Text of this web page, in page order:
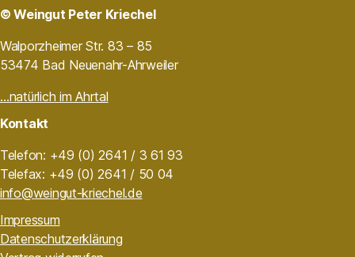
© Weingut Peter Kriechel
Walporzheimer Str. 83 – 85
53474 Bad Neuenahr-Ahrweiler
…natürlich im Ahrtal
Kontakt
Telefon: +49 (0) 2641 / 3 61 93
Telefax: +49 (0) 2641 / 50 04
info@weingut-kriechel.de
Impressum
Datenschutzerklärung